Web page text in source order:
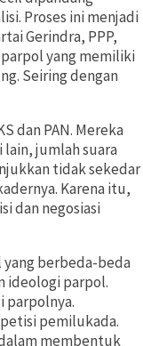
Proses ini menjadi
Gerindra, PPP,
yang memiliki
Seiring dengan
dan PAN. Mereka
jumlah suara
tidak sekedar
Karena itu,
dan negosiasi
yang berbeda-beda
ideologi parpol.
parpolnya.
pemilukada.
membentuk